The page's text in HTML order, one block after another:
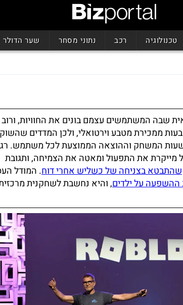
טכנולוגיה רכב נתוני מסחר שער הדולר
שבה המשתמשים עצמם בונים את החוויות,
ממכירת מטבע וירטואלי, ולכן המדדים
המשחק וההוצאה הממוצעת לכל משתמש.
מייקרת את התפעול ומאטה את הצמיחה, ותגובת
שהתבטא בצניחה של כשליש אחרי דוח. המודל
ההשפעה על ילדים, והיא נחשבת לשחקנית